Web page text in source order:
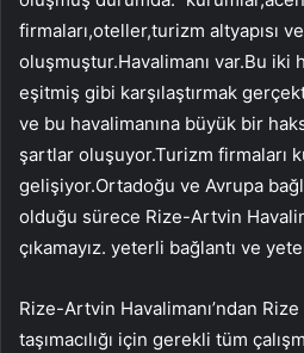
firmaları,oteller,turizm altyapısı
oluşmuştur.Havalimanı var.Bu iki
eşitmiş gibi karşılaştırmak
ve bu havalimanına büyük bir
şartlar oluşuyor.Turizm firmaları
gelişiyor.Ortadoğu ve Avrupa
olduğu sürece Rize-Artvin
çıkamayız. yeterli bağlantı ve
Rize-Artvin Havalimanı’ndan
taşımacılığı için gerekli tüm